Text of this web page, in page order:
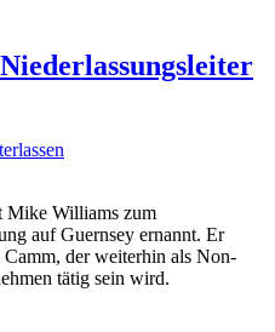
Mike Williams zum
auf Guernsey ernannt. Er
der weiterhin als Non-
tätig sein wird.